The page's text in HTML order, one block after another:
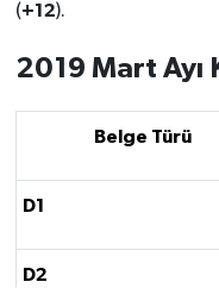
(+12).
2019 Mart Ayı
Belge Türü
D1
D2